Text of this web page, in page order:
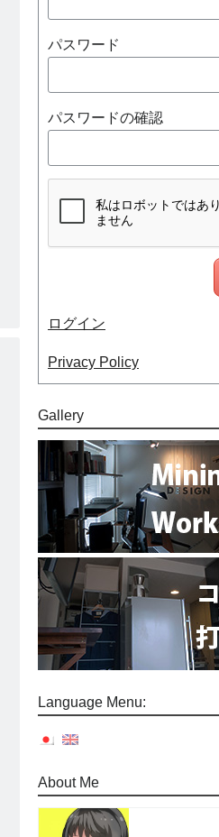
パスワード
パスワードの確認
ログイン
Privacy Policy
Gallery
Language Menu:
About Me